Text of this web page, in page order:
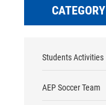
CATEGORY
Students Activities
AEP Soccer Team